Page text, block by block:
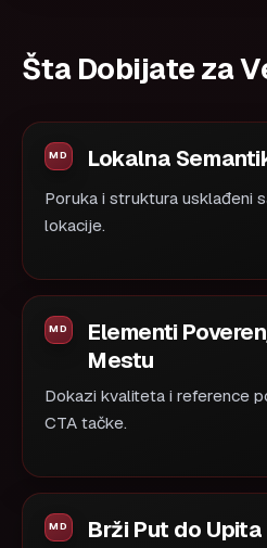
Šta Dobijate za
Lokalna
Poruka i struktura usklađeni
lokacije.
Elementi
Mestu
Dokazi kvaliteta i reference
CTA tačke.
Brži Put do Upita